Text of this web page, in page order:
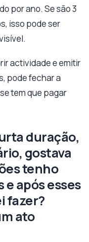
por ano. Se são 3
isso pode ser
actividade e emitir
pode fechar a
tem que pagar
duração,
gostava
tenho
após esses
fazer?
ato